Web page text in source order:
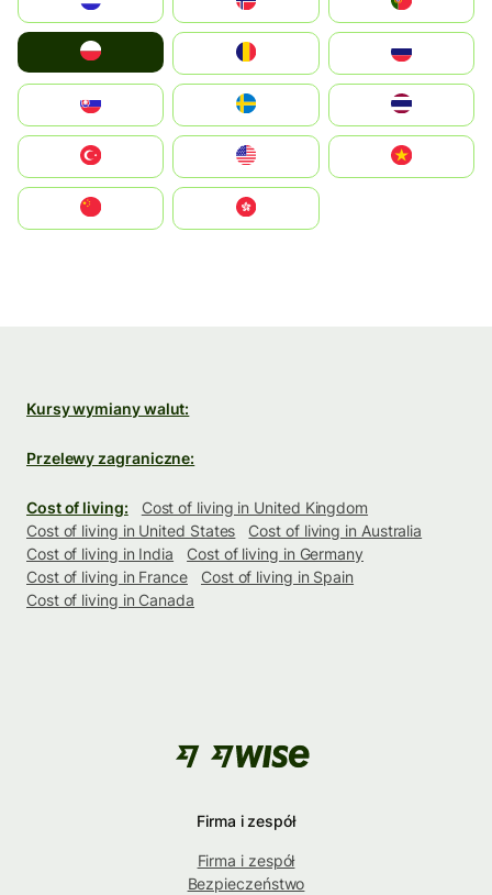
United States
中國香港特別行政區
Kursy wymiany walut:
Przelewy zagraniczne:
Cost of living:
Cost of living in United Kingdom
Cost of living in United States
Cost of living in Australia
Cost of living in India
Cost of living in Germany
Cost of living in France
Cost of living in Spain
Cost of living in Canada
Firma i zespół
Firma i zespół
Bezpieczeństwo